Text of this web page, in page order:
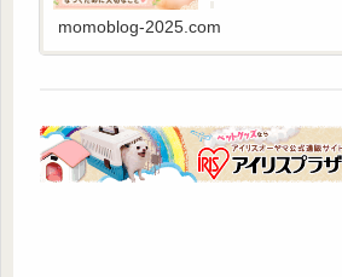
良くなるポイントを
momoblog-2025.com